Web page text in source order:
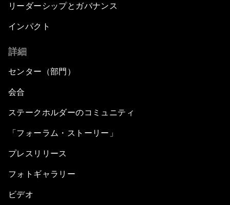
リーダーシップとガバナンス
インパクト
詳細
センター（部門）
会合
ステークホルダーのコミュニティ
「フォーラム・ストーリー」
プレスリリース
フォトギャラリー
ビデオ